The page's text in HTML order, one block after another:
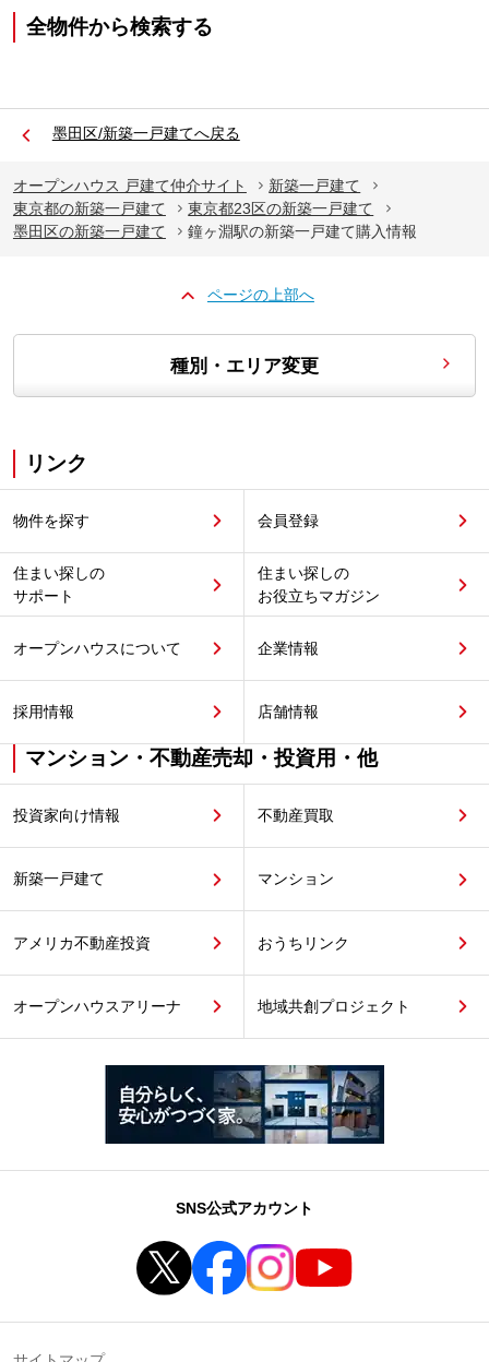
全物件から検索する
墨田区/新築一戸建てへ戻る
オープンハウス 戸建て仲介サイト
新築一戸建て
東京都の新築一戸建て
東京都23区の新築一戸建て
墨田区の新築一戸建て
鐘ヶ淵駅の新築一戸建て購入情報
ページの上部へ
種別・エリア変更
リンク
物件を探す 会員登録
住まい探しの
サポート
住まい探しの
お役立ちマガジン
オープンハウスについて 企業情報
採用情報 店舗情報
マンション・不動産売却・投資用・他
投資家向け情報 不動産買取
新築一戸建て マンション
アメリカ不動産投資 おうちリンク
オープンハウスアリーナ 地域共創プロジェクト
SNS公式アカウント